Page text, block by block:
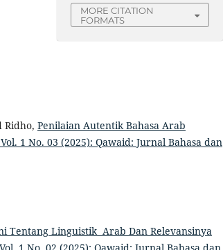
MORE CITATION
FORMATS
Ridho, Penilaian Autentik Bahasa Arab
1 No. 03 (2025): Qawaid: Jurnal Bahasa dan
Tentang Linguistik Arab Dan Relevansinya